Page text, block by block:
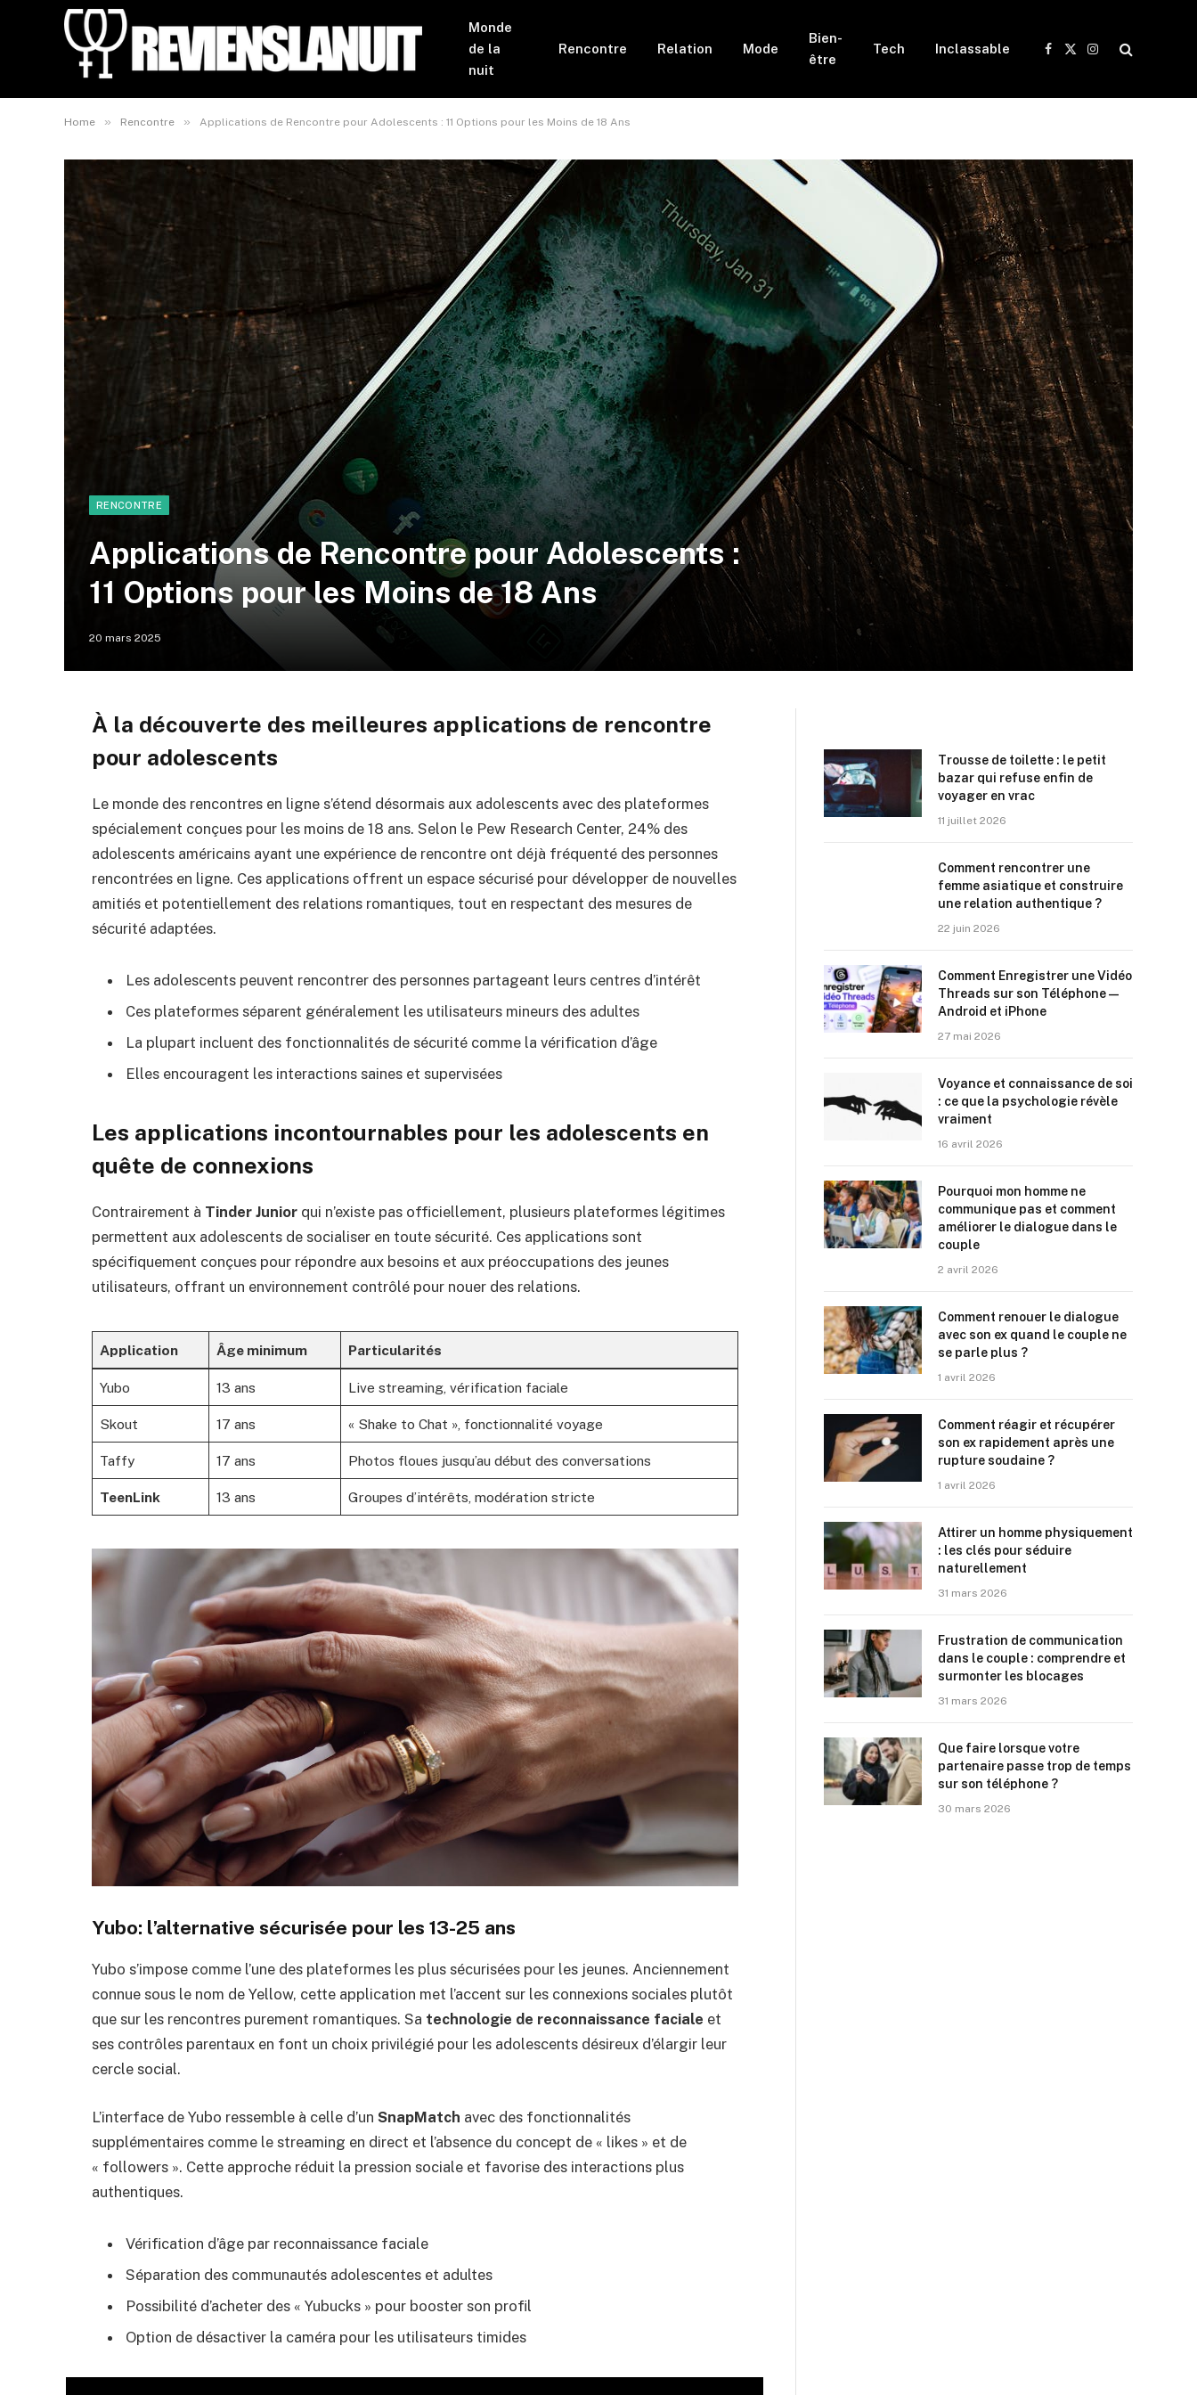
Monde
de la
nuit
Rencontre Relation Mode
Bien-
être
Tech Inclassable
Facebook
X
Instagram
Home » Rencontre » Applications de Rencontre pour Adolescents : 11 Options pour les Moins de 18 Ans
RENCONTRE
Applications de Rencontre pour Adolescents :
11 Options pour les Moins de 18 Ans
20 mars 2025
À la découverte des meilleures applications de rencontre
pour adolescents
Le monde des rencontres en ligne s’étend désormais aux adolescents avec des plateformes
spécialement conçues pour les moins de 18 ans. Selon le Pew Research Center, 24% des
adolescents américains ayant une expérience de rencontre ont déjà fréquenté des personnes
rencontrées en ligne. Ces applications offrent un espace sécurisé pour développer de nouvelles
amitiés et potentiellement des relations romantiques, tout en respectant des mesures de
sécurité adaptées.
Les adolescents peuvent rencontrer des personnes partageant leurs centres d’intérêt
Ces plateformes séparent généralement les utilisateurs mineurs des adultes
La plupart incluent des fonctionnalités de sécurité comme la vérification d’âge
Elles encouragent les interactions saines et supervisées
Les applications incontournables pour les adolescents en
quête de connexions
Contrairement à Tinder Junior qui n’existe pas officiellement, plusieurs plateformes légitimes
permettent aux adolescents de socialiser en toute sécurité. Ces applications sont
spécifiquement conçues pour répondre aux besoins et aux préoccupations des jeunes
utilisateurs, offrant un environnement contrôlé pour nouer des relations.
Application Âge minimum Particularités
Yubo 13 ans Live streaming, vérification faciale
Skout 17 ans « Shake to Chat », fonctionnalité voyage
Taffy 17 ans Photos floues jusqu’au début des conversations
TeenLink 13 ans Groupes d’intérêts, modération stricte
Yubo: l’alternative sécurisée pour les 13-25 ans
Yubo s’impose comme l’une des plateformes les plus sécurisées pour les jeunes. Anciennement
connue sous le nom de Yellow, cette application met l’accent sur les connexions sociales plutôt
que sur les rencontres purement romantiques. Sa technologie de reconnaissance faciale et
ses contrôles parentaux en font un choix privilégié pour les adolescents désireux d’élargir leur
cercle social.
L’interface de Yubo ressemble à celle d’un SnapMatch avec des fonctionnalités
supplémentaires comme le streaming en direct et l’absence du concept de « likes » et de
« followers ». Cette approche réduit la pression sociale et favorise des interactions plus
authentiques.
Vérification d’âge par reconnaissance faciale
Séparation des communautés adolescentes et adultes
Possibilité d’acheter des « Yubucks » pour booster son profil
Option de désactiver la caméra pour les utilisateurs timides
Trousse de toilette : le petit
bazar qui refuse enfin de
voyager en vrac
11 juillet 2026
Comment rencontrer une
femme asiatique et construire
une relation authentique ?
22 juin 2026
Comment Enregistrer une Vidéo
Threads sur son Téléphone —
Android et iPhone
27 mai 2026
Voyance et connaissance de soi
: ce que la psychologie révèle
vraiment
16 avril 2026
Pourquoi mon homme ne
communique pas et comment
améliorer le dialogue dans le
couple
2 avril 2026
Comment renouer le dialogue
avec son ex quand le couple ne
se parle plus ?
1 avril 2026
Comment réagir et récupérer
son ex rapidement après une
rupture soudaine ?
1 avril 2026
Attirer un homme physiquement
: les clés pour séduire
naturellement
31 mars 2026
Frustration de communication
dans le couple : comprendre et
surmonter les blocages
31 mars 2026
Que faire lorsque votre
partenaire passe trop de temps
sur son téléphone ?
30 mars 2026